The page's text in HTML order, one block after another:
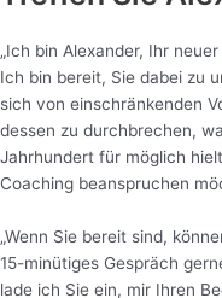
„Ich bin Alexander, Ihr
Ich bin bereit, Sie dabei zu
sich von einschränkenden
dessen zu durchbrechen,
Jahrhundert für möglich
Coaching beanspruchen
„Wenn Sie bereit sind,
15-minütiges Gespräch
lade ich Sie ein, mir Ihren